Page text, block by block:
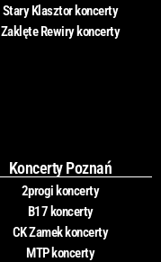
Stary Klasztor koncerty
Zaklęte Rewiry koncerty
Koncerty Poznań
2progi koncerty
B17 koncerty
CK Zamek koncerty
MTP koncerty